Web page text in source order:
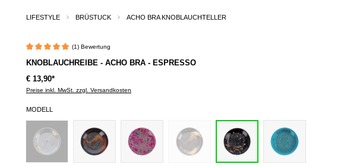
LIFESTYLE BRÜSTUCK ACHO BRA KNOBLAUCHTELLER
(1) Bewertung
KNOBLAUCHREIBE - ACHO BRA - ESPRESSO
€ 13,90*
Preise inkl. MwSt. zzgl. Versandkosten
MODELL